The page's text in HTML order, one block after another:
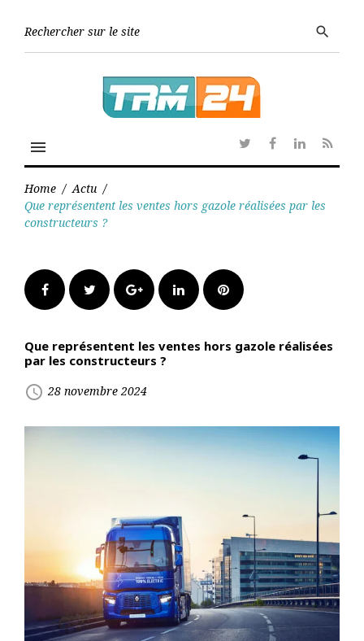
search
menu
TwitterFacebook
Linkedin
RSS
Home / Actu /
Que représentent les ventes hors gazole réalisées par les
constructeurs ?
FacebookTwitter Google+LinkedInPinterest
Que représentent les ventes hors gazole réalisées
par les constructeurs ?
access_time 28 novembre 2024